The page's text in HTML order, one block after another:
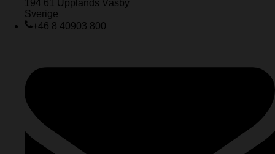
194 61 Upplands Väsby
Sverige
+46 8 40903 800